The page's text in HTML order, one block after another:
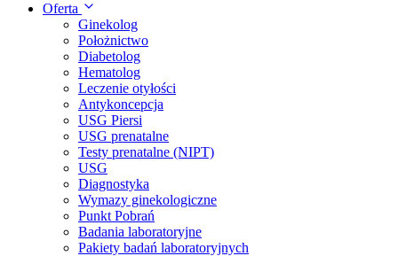
Oferta
Ginekolog
Położnictwo
Diabetolog
Hematolog
Leczenie otyłości
Antykoncepcja
USG Piersi
USG prenatalne
Testy prenatalne (NIPT)
USG
Diagnostyka
Wymazy ginekologiczne
Punkt Pobrań
Badania laboratoryjne
Pakiety badań laboratoryjnych